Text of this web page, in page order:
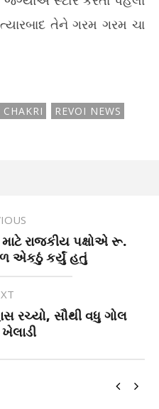
તેને ગરમ ગરમ ચા
REVOI NEWS
માટે રાજકીય પક્ષોએ રૂ.
એકઠું કર્યું હતું
રચ્યો, સૌથી વધુ ગોલ